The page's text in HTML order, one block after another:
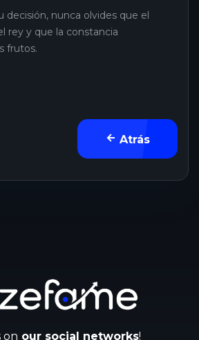
decisión, nunca olvides que el
rey y que la constancia
frutos.
Atrás
on our social networks!